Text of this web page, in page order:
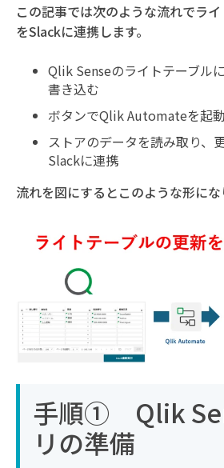
この記事では次のような流れでラ
をSlackに連携します。
Qlik Senseのライトテーブル
書き込む
ボタンでQlik Automateを起動
ストアのデータを読み取り、
Slackに連携
流れを図にするとこのような形にな
手順① Qlik
リの準備